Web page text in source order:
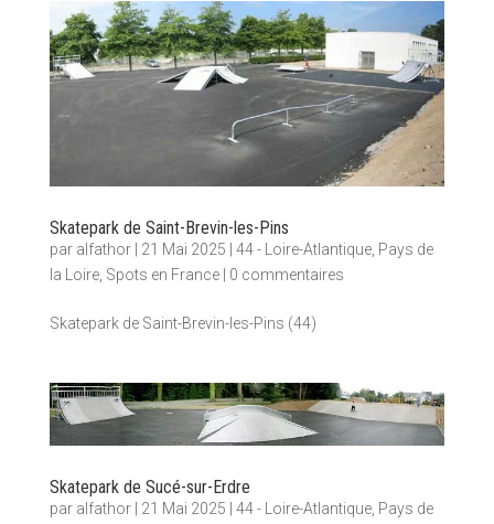
Skatepark de Saint-Brevin-les-Pins
par alfathor| 21 Mai 2025 44 - Loire-Atlantique, Pays de
la Loire, Spots en France| 0 commentaires
Skatepark de Saint-Brevin-les-Pins (44)
Skatepark de Sucé-sur-Erdre
par alfathor| 21 Mai 2025 44 - Loire-Atlantique, Pays de